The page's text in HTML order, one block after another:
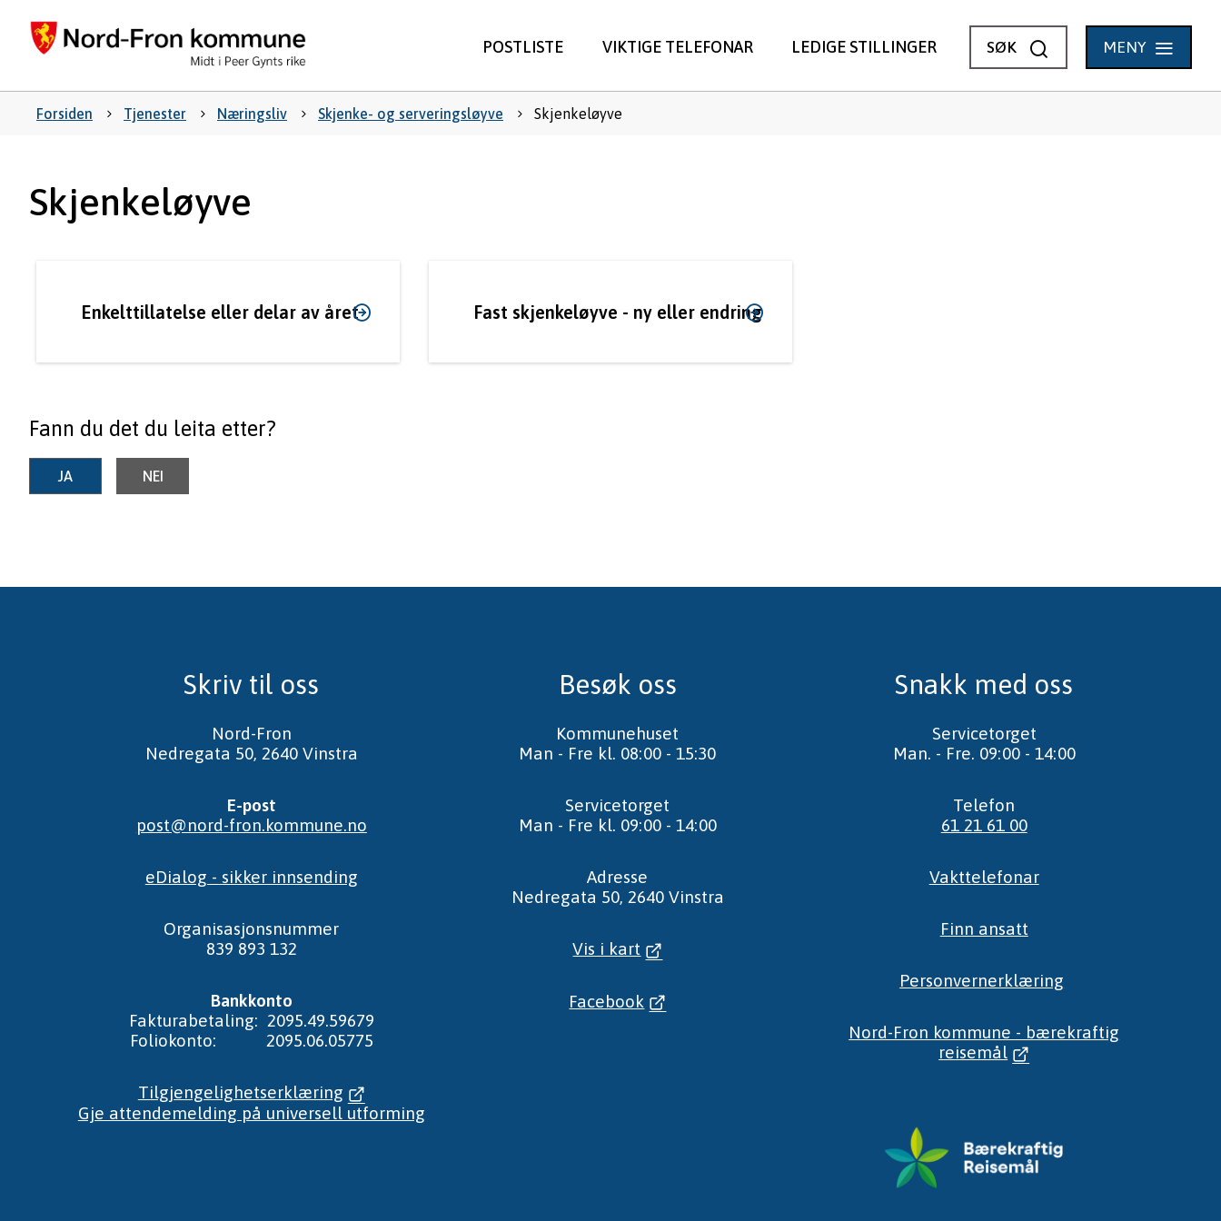
kommune
POSTLISTE VIKTIGE TELEFONAR LEDIGE STILLINGER SØK VIS
MENY
Du
her:
Forsiden Tjenester Næringsliv Skjenke- og serveringsløyve Skjenkeløyve
Skjenkeløyve
Enkelttillatelse eller delar av året Fast skjenkeløyve - ny eller endring
Fann du det du leita etter?
JA NEI
Skriv til oss
Nord-Fron
Nedregata 50, 2640 Vinstra
E-post
post@nord-fron.kommune.no
eDialog - sikker innsending
Organisasjonsnummer
839 893 132
Bankkonto
Fakturabetaling: 2095.49.59679
Foliokonto: 2095.06.05775
Tilgjengelighetserklæring
Gje attendemelding på universell utforming
Besøk oss
Kommunehuset
Man - Fre kl. 08:00 - 15:30
Servicetorget
Man - Fre kl. 09:00 - 14:00
Adresse
Nedregata 50, 2640 Vinstra
Vis i kart
Facebook
Snakk med oss
Servicetorget
Man. - Fre. 09:00 - 14:00
Telefon
61 21 61 00
Vakttelefonar
Finn ansatt
Personvernerklæring
Nord-Fron kommune - bærekraftig
reisemål